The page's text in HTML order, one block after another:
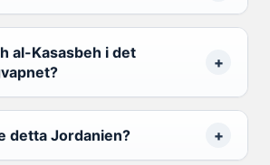
al-Kasasbeh i det
detta Jordanien?